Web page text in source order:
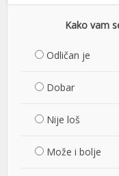
Kako vam
Odličan je
Dobar
Nije loš
Može i bolje